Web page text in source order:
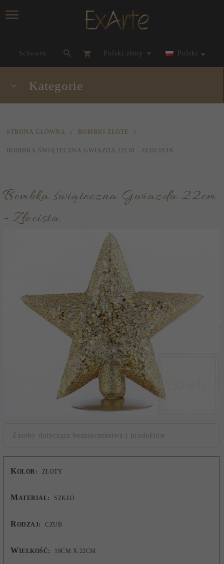
Schowek currency_h
polski złoty Polski
Kategorie
STRONA GŁÓWNA BOMBKI ZŁOTE
BOMBKA ŚWIĄTECZNA GWIAZDA 22CM - ZŁOCISTA
Bombka świąteczna Gwiazda 22cm
- Złocista
Zasoby dotyczące bezpieczeństwa i produktów
KOLOR: ZŁOTY
MATERIAŁ: SZKŁO
R ODZAJ: CZUB
W IELKOŚĆ: 19CM X 22CM